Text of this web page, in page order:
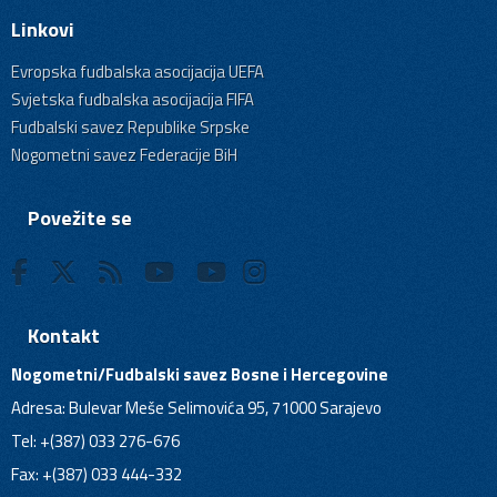
Linkovi
Evropska fudbalska asocijacija UEFA
Svjetska fudbalska asocijacija FIFA
Fudbalski savez Republike Srpske
Nogometni savez Federacije BiH
Povežite se
Kontakt
Nogometni/Fudbalski savez Bosne i Hercegovine
Adresa: Bulevar Meše Selimovića 95, 71000 Sarajevo
Tel: +(387) 033 276-676
Fax: +(387) 033 444-332